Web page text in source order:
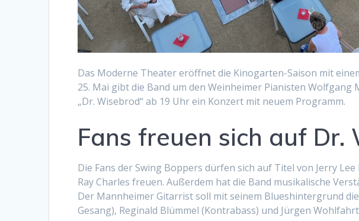
Das Moderne Theater eröffnet die Kinogarten-Saison mit
25. Mai gibt die Band um den Weinheimer Pianisten
„Dr. Wisebrod“ ab 19 Uhr ein Konzert mit neuem Programm.
Fans freuen sich auf Dr.
Die Fans der Swing Boppers dürfen sich auf Titel von Jerry Lee
Ray Charles freuen. Außerdem hat die Band musikalische
Der Mannheimer Gitarrist soll mit seinem Blueshintergrund
Gesang), Reginald Blümmel (Kontrabass) und Jürgen